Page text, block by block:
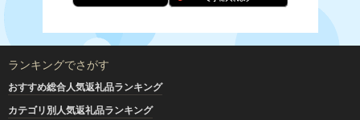
ランキングでさがす
おすすめ総合人気返礼品ランキング
カテゴリ別人気返礼品ランキング